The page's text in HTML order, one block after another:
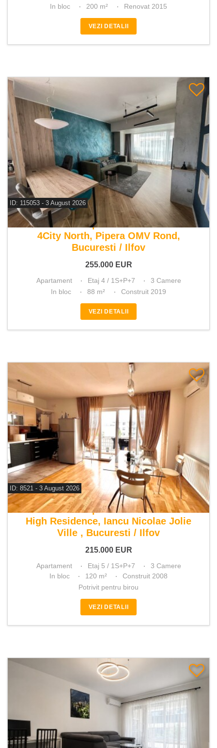
In bloc 200 m² Renovat 2015
VEZI DETALII
ID: 115053 - 3 August 2026
De vanzare apartament 3 camere
4City North, Pipera OMV Rond,
Bucuresti / Ilfov
255.000 EUR
Apartament Etaj 4 / 1S+P+7
3 Camere
In bloc
88 m² Construit 2019
VEZI DETALII
ID: 8521 - 3 August 2026
De vanzare apartament 3 camere
High Residence, Iancu Nicolae Jolie
Ville , Bucuresti / Ilfov
215.000 EUR
Apartament Etaj 5 / 1S+P+7
3 Camere
In bloc
120 m²
Construit 2008
Potrivit pentru birou
VEZI DETALII